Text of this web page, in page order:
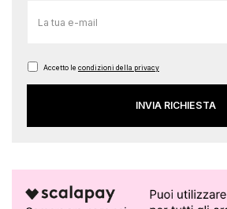
alla
Newsletter:
Accetto le condizioni della privacy
INVIA RICHIESTA